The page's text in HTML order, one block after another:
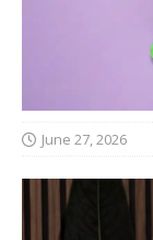
June 27, 2026